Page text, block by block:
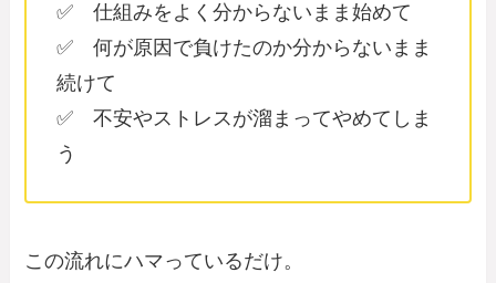
✅ 仕組みをよく分からないまま始めて
✅ 何が原因で負けたのか分からないまま
続けて
✅ 不安やストレスが溜まってやめてしま
う
この流れにハマっているだけ。